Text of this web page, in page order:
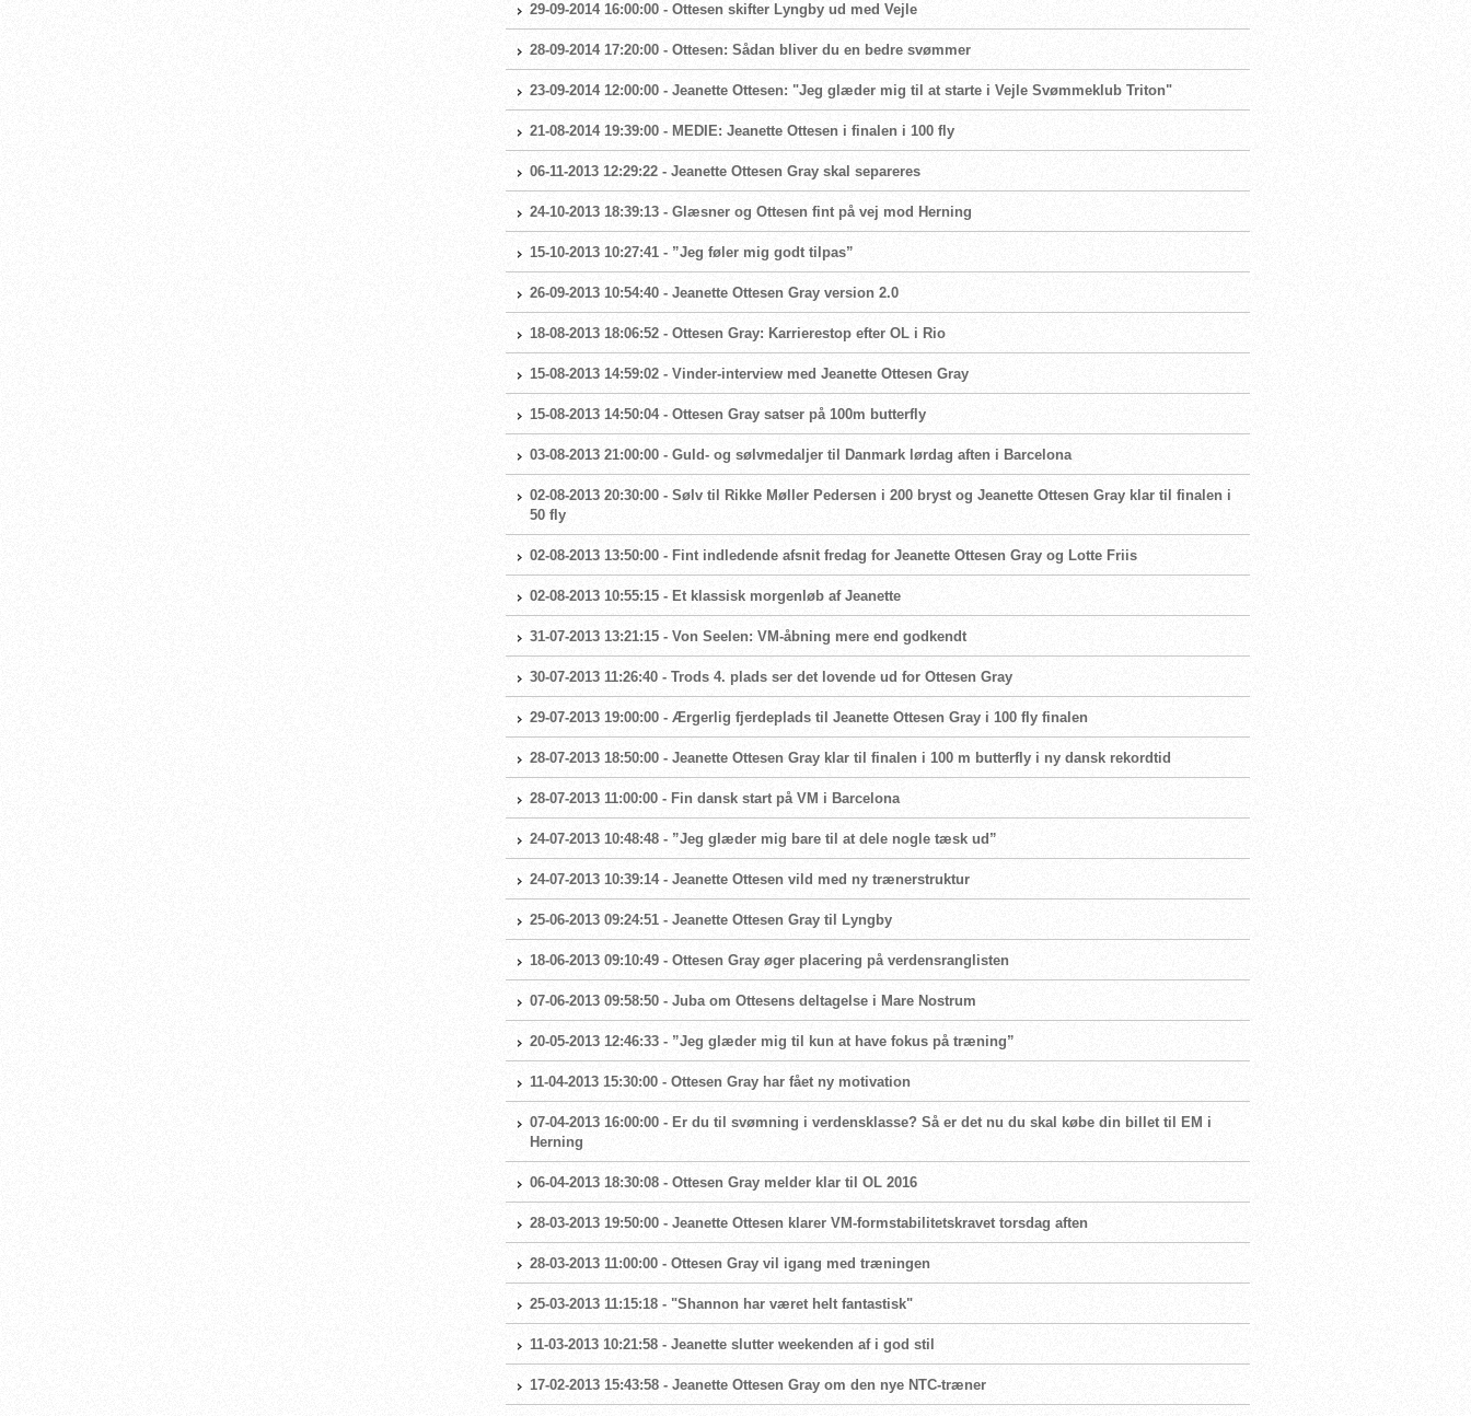
29-09-2014 16:00:00 - Ottesen skifter Lyngby ud med Vejle
28-09-2014 17:20:00 - Ottesen: Sådan bliver du en bedre svømmer
23-09-2014 12:00:00 - Jeanette Ottesen: "Jeg glæder mig til at starte i Vejle Svømmeklub Triton"
21-08-2014 19:39:00 - MEDIE: Jeanette Ottesen i finalen i 100 fly
06-11-2013 12:29:22 - Jeanette Ottesen Gray skal separeres
24-10-2013 18:39:13 - Glæsner og Ottesen fint på vej mod Herning
15-10-2013 10:27:41 - ”Jeg føler mig godt tilpas”
26-09-2013 10:54:40 - Jeanette Ottesen Gray version 2.0
18-08-2013 18:06:52 - Ottesen Gray: Karrierestop efter OL i Rio
15-08-2013 14:59:02 - Vinder-interview med Jeanette Ottesen Gray
15-08-2013 14:50:04 - Ottesen Gray satser på 100m butterfly
03-08-2013 21:00:00 - Guld- og sølvmedaljer til Danmark lørdag aften i Barcelona
02-08-2013 20:30:00 - Sølv til Rikke Møller Pedersen i 200 bryst og Jeanette Ottesen Gray klar til finalen i
50 fly
02-08-2013 13:50:00 - Fint indledende afsnit fredag for Jeanette Ottesen Gray og Lotte Friis
02-08-2013 10:55:15 - Et klassisk morgenløb af Jeanette
31-07-2013 13:21:15 - Von Seelen: VM-åbning mere end godkendt
30-07-2013 11:26:40 - Trods 4. plads ser det lovende ud for Ottesen Gray
29-07-2013 19:00:00 - Ærgerlig fjerdeplads til Jeanette Ottesen Gray i 100 fly finalen
28-07-2013 18:50:00 - Jeanette Ottesen Gray klar til finalen i 100 m butterfly i ny dansk rekordtid
28-07-2013 11:00:00 - Fin dansk start på VM i Barcelona
24-07-2013 10:48:48 - ”Jeg glæder mig bare til at dele nogle tæsk ud”
24-07-2013 10:39:14 - Jeanette Ottesen vild med ny trænerstruktur
25-06-2013 09:24:51 - Jeanette Ottesen Gray til Lyngby
18-06-2013 09:10:49 - Ottesen Gray øger placering på verdensranglisten
07-06-2013 09:58:50 - Juba om Ottesens deltagelse i Mare Nostrum
20-05-2013 12:46:33 - ”Jeg glæder mig til kun at have fokus på træning”
11-04-2013 15:30:00 - Ottesen Gray har fået ny motivation
07-04-2013 16:00:00 - Er du til svømning i verdensklasse? Så er det nu du skal købe din billet til EM i
Herning
06-04-2013 18:30:08 - Ottesen Gray melder klar til OL 2016
28-03-2013 19:50:00 - Jeanette Ottesen klarer VM-formstabilitetskravet torsdag aften
28-03-2013 11:00:00 - Ottesen Gray vil igang med træningen
25-03-2013 11:15:18 - "Shannon har været helt fantastisk"
11-03-2013 10:21:58 - Jeanette slutter weekenden af i god stil
17-02-2013 15:43:58 - Jeanette Ottesen Gray om den nye NTC-træner